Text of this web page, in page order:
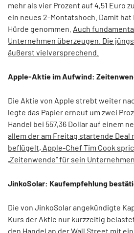
mehr als vier Prozent auf 4,51 Euro
ein neues 2-Montatshoch. Damit
Hürde genommen. Auch
Unternehmen überzeugen. Die
äußerst vielversprechend.
Apple-Aktie im Aufwind:
Die Aktie von Apple strebt weiter
legte das Papier erneut um zwei
Handel bei 557,36 Dollar auf einem
allem der am Freitag startende Deal
beflügelt, Apple-Chef Tim Cook
„Zeitenwende“ für sein Unternehmen.
JinkoSolar: Kaufempfehlung
Die von JinkoSolar angekündigte
Kurs der Aktie nur kurzzeitig
den Handel an der Wall Street mit